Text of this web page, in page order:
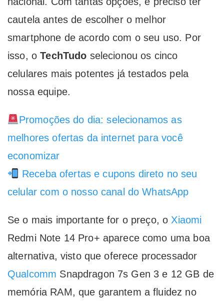
cautela antes de escolher o melhor
smartphone de acordo com o seu uso. Por
isso, oTechTudo selecionou os cinco
celulares mais potentes já testados pela
nossa equipe.
Promoções do dia: selecionamos as
melhores ofertas da internet para você
economizar
Receba ofertas e cupons direto no seu
celular com o nosso canal do WhatsApp
Se o mais importante for o preço, o Xiaomi
Redmi Note 14 Pro+ aparece como uma boa
alternativa, visto que oferece processador
Qualcomm Snapdragon 7s Gen 3 e 12 GB de
memória RAM, que garantem a fluidez no